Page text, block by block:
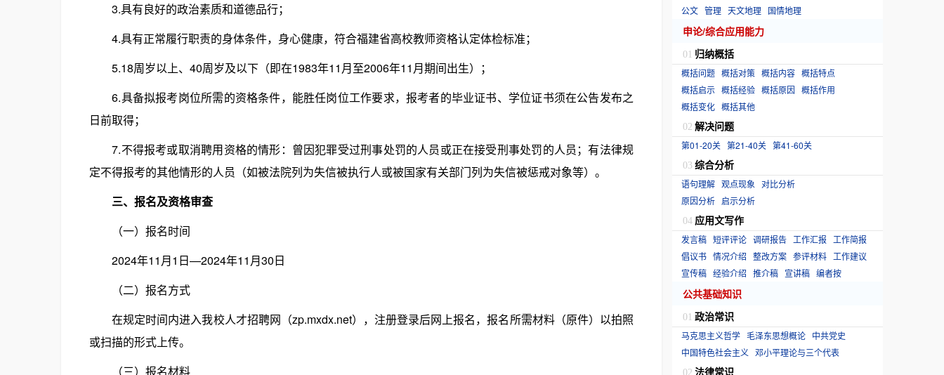
3.具有良好的政治素质和道德品行；
4.具有正常履行职责的身体条件，身心健康，符合福建省高校教师资格认定体检标准；
5.18周岁以上、40周岁及以下（即在1983年11月至2006年11月期间出生）；
6.具备拟报考岗位所需的资格条件，能胜任岗位工作要求，报考者的毕业证书、学位证书须在公告发布之
日前取得；
7.不得报考或取消聘用资格的情形：曾因犯罪受过刑事处罚的人员或正在接受刑事处罚的人员；有法律规
定不得报考的其他情形的人员（如被法院列为失信被执行人或被国家有关部门列为失信被惩戒对象等）。
三、报名及资格审查
（一）报名时间
2024年11月1日—2024年11月30日
（二）报名方式
在规定时间内进入我校人才招聘网（zp.mxdx.net），注册登录后网上报名，报名所需材料（原件）以拍照
或扫描的形式上传。
（三）报名材料
公文 管理 天文地理 国情地理
申论/综合应用能力
01 归纳概括
概括问题 概括对策 概括内容 概括特点
概括启示 概括经验 概括原因 概括作用
概括变化 概括其他
02 解决问题
第01-20关 第21-40关 第41-60关
03 综合分析
语句理解 观点现象 对比分析
原因分析 启示分析
04 应用文写作
发言稿 短评评论 调研报告 工作汇报
工作简报
倡议书 情况介绍 整改方案 参评材料 工作建议
宣传稿 经验介绍 推介稿 宣讲稿 编者按
公共基础知识
01 政治常识
马克思主义哲学 毛泽东思想概论 中共党史
中国特色社会主义 邓小平理论与三个代表
02 法律常识